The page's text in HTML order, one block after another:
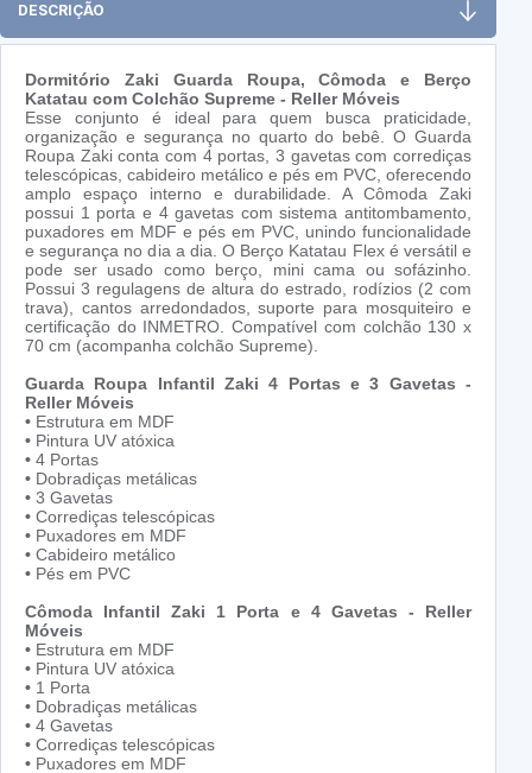
DESCRIÇÃO
Dormitório Zaki Guarda Roupa, Cômoda e Berço
Katatau com Colchão Supreme - Reller Móveis
Esse conjunto é ideal para quem busca praticidade,
organização e segurança no quarto do bebê. O Guarda
Roupa Zaki conta com 4 portas, 3 gavetas com corrediças
telescópicas, cabideiro metálico e pés em PVC, oferecendo
amplo espaço interno e durabilidade. A Cômoda Zaki
possui 1 porta e 4 gavetas com sistema antitombamento,
puxadores em MDF e pés em PVC, unindo funcionalidade
e segurança no dia a dia. O Berço Katatau Flex é versátil e
pode ser usado como berço, mini cama ou sofázinho.
Possui 3 regulagens de altura do estrado, rodízios (2 com
trava), cantos arredondados, suporte para mosquiteiro e
certificação do INMETRO. Compatível com colchão 130 x
70 cm (acompanha colchão Supreme).
Guarda Roupa Infantil Zaki 4 Portas e 3 Gavetas -
Reller Móveis
• Estrutura em MDF
• Pintura UV atóxica
• 4 Portas
• Dobradiças metálicas
• 3 Gavetas
• Corrediças telescópicas
• Puxadores em MDF
• Cabideiro metálico
• Pés em PVC
Cômoda Infantil Zaki 1 Porta e 4 Gavetas - Reller
Móveis
• Estrutura em MDF
• Pintura UV atóxica
• 1 Porta
• Dobradiças metálicas
• 4 Gavetas
• Corrediças telescópicas
• Puxadores em MDF